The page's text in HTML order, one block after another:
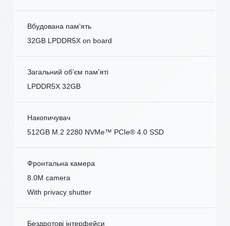
Вбудована пам’ять
32GB LPDDR5X on board
Загальний об’єм пам’яті
LPDDR5X 32GB
Накопичувач
512GB M.2 2280 NVMe™ PCIe® 4.0 SSD
Фронтальна камера
8.0M camera
With privacy shutter
Бездротові інтерфейси